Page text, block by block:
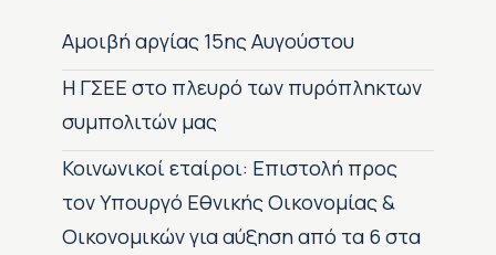
Αμοιβή αργίας 15ης Αυγούστου
H ΓΣΕΕ στο πλευρό των πυρόπληκτων
συμπολιτών μας
Κοινωνικοί εταίροι: Επιστολή προς
τον Υπουργό Εθνικής Οικονομίας &
Οικονομικών για αύξηση από τα 6 στα